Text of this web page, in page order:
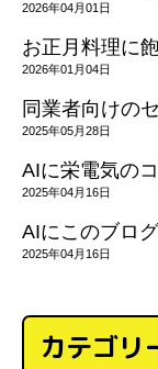
2026年04月01日
お正月料理に
2026年01月04日
同業者向けの
2025年05月28日
AIに栄電気の
2025年04月16日
AIにこのブロ
2025年04月16日
カテゴリ